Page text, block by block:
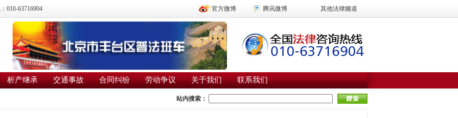
010-63716904 官方微博 腾讯微博 其他法律频道
析产继承 交通事故 合同纠纷 劳动争议 关于我们 联系我们
站内搜索：